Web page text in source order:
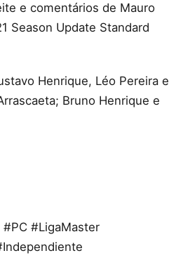
e comentários de Mauro
Season Update Standard
Henrique, Léo Pereira e
Bruno Henrique e
#PC #LigaMaster